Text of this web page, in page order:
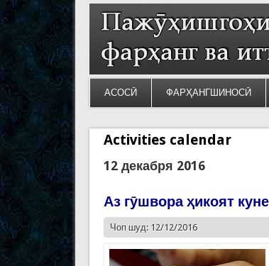
АСОСӢ ФАРҲАНГШИНОСӢ
Activities calendar
12 декабря 2016
Аз гӯшвора ҳикоят
Чоп шуд: 12/12/2016